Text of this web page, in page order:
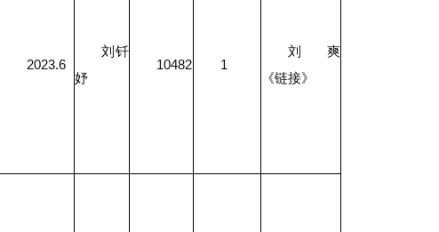
2023.6
刘钎
妤
10482 1
刘爽
《链接》